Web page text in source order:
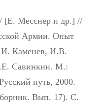
[Е. Месснер и др.] //
Армии. Опыт
Каменев, И.В.
Савинкин. М.:
путь, 2000.
Вып. 17). С.